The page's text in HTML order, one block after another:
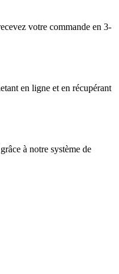
votre commande en 3-
en ligne et en récupérant
à notre système de